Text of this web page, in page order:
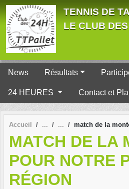
TENNIS DE
LE CLUB
News Résultats
24 HEURES Contact et
Accueil match de la
MATCH DE LA
POUR NOTRE
RÉGION
Panneau de gestion des cookies